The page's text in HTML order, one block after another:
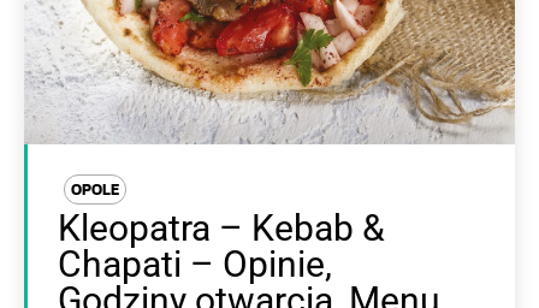
OPOLE
Kleopatra – Kebab &
Chapati – Opinie,